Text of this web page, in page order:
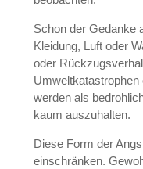
Schon der Gedanke
Kleidung, Luft oder
oder
werden als
kaum auszuhalten.
Diese Form der
einschränken.